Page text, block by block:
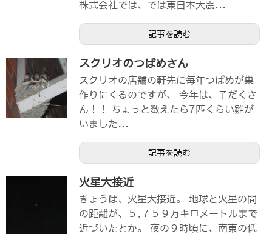
株式会社では、では東日本大震...
記事を読む
スクリオのつばめさん
スクリオの店舗の軒先に毎年つばめが巣
作りにくるのですが、 今年は、子だくさ
ん！！ ちょっと数えたら7匹くらい雛が
いました...
記事を読む
火星大接近
きょうは、火星大接近。 地球と火星の間
の距離が、５,７５９万キロメートルまで
近づいたとか。 夜の９時頃に、南東の低